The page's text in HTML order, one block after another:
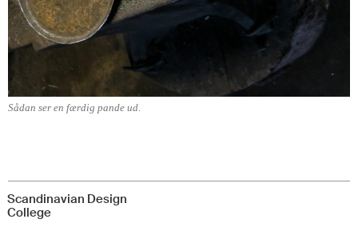
Sådan ser en færdig pande ud.
Scandinavian Design
College